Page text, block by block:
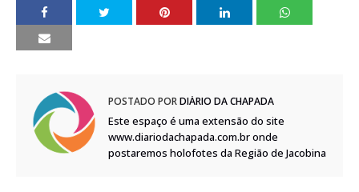
POSTADO PORDIÁRIO DA CHAPADA
Este espaço é uma extensão do site
www.diariodachapada.com.br onde
postaremos holofotes da Região de Jacobina